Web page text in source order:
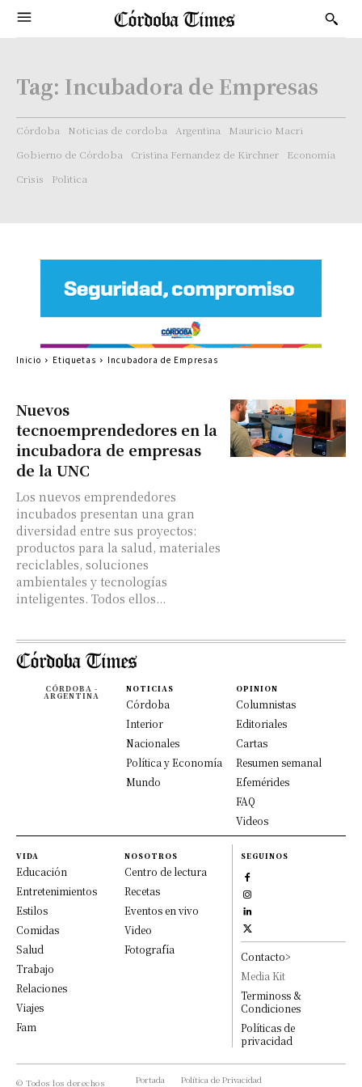
Tag: Incubadora de Empresas
Córdoba Noticias de cordoba Argentina
Mauricio Macri
Gobierno de Córdoba
Cristina Fernandez de Kirchner
Economía
Crisis
Politica
Nuevos
tecnoemprendedores en la
incubadora de empresas
de la UNC
Los nuevos emprendedores
incubados presentan una gran
diversidad entre sus proyectos:
productos para la salud, materiales
reciclables, soluciones
ambientales y tecnologías
inteligentes. Todos ellos...
Inicio Etiquetas Incubadora de Empresas
CÓRDOBA -
ARGENTINA
NOTICIAS
Córdoba
Interior
Nacionales
Política y Economía
Mundo
OPINION
Columnistas
Editoriales
Cartas
Resumen semanal
Efemérides
FAQ
Videos
VIDA
Educación
Entretenimientos
Estilos
Comidas
Salud
Trabajo
Relaciones
Viajes
Fam
NOSOTROS
Centro de lectura
Recetas
Eventos en vivo
Video
Fotografía
SEGUINOS
Contacto>
Media Kit
Terminoss &
Condiciones
Políticas de
privacidad
© Todos los derechos Portada Política de Privacidad